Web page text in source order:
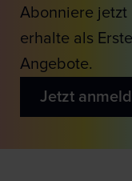
Abonniere jetzt
erhalte als
Angebote.
Jetzt